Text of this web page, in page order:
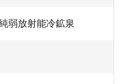
弱放射能冷鉱泉